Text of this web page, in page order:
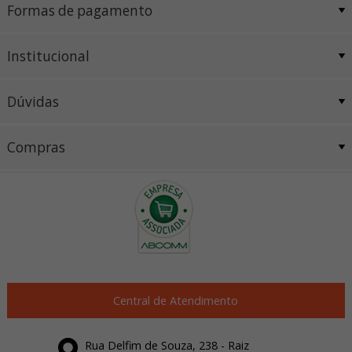
Formas de pagamento
Institucional
Dúvidas
Compras
Central de Atendimento
Rua Delfim de Souza, 238 - Raiz